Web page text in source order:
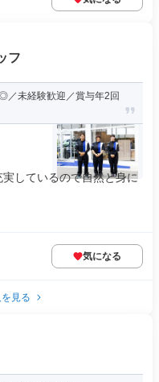
フ
未経験歓迎／賞与年2回
しているので自然と身に
気になる
見る